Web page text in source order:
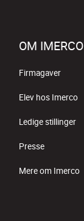
OM IMERCO
Firmagaver
Elev hos Imerco
Ledige stillinger
Presse
Mere om Imerco